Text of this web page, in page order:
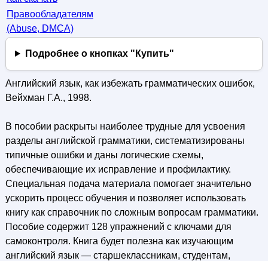
Правообладателям
(Abuse, DMСA)
Подробнее о кнопках "Купить"
Английский язык, как избежать грамматических ошибок,
Вейхман Г.А., 1998.
В пособии раскрыты наиболее трудные для усвоения
разделы английской грамматики, систематизированы
типичные ошибки и даны логические схемы,
обеспечивающие их исправление и профилактику.
Специальная подача материала помогает значительно
ускорить процесс обучения и позволяет использовать
книгу как справочник по сложным вопросам грамматики.
Пособие содержит 128 упражнений с ключами для
самоконтроля. Книга будет полезна как изучающим
английский язык — старшеклассникам, студентам,